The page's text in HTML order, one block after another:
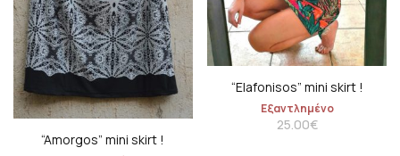
“Amorgos” mini skirt !
“Elafonisos” mini skirt !
Εξαντλημένο
25.00€